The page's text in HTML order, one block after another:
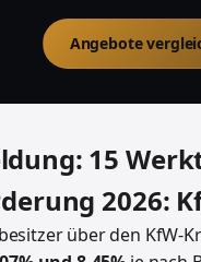
Angebote
15
2026:
über den KfW-